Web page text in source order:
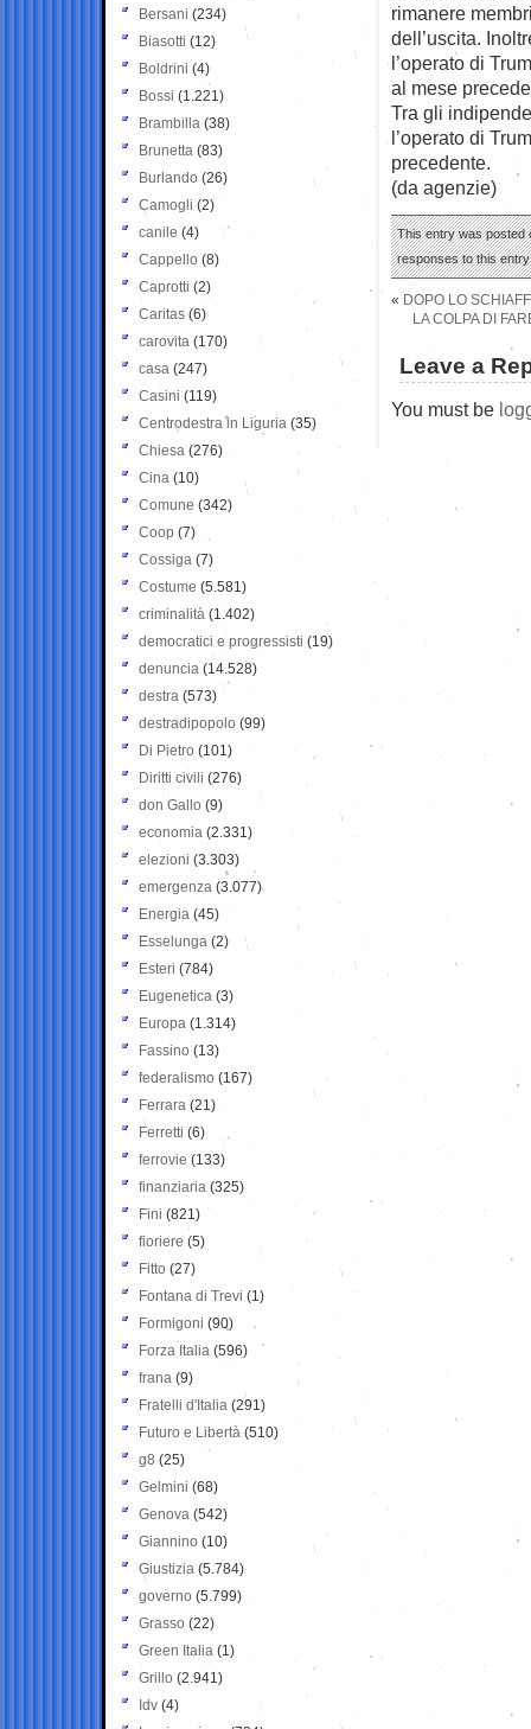
rimanere
dell’uscita.
l’operato di
al mese
Tra gli
l’operato di
precedente.
(da agenzie)
This entry was posted
responses to this
« DOPO LO
LA COLPA DI
Leave a
You must be
Bersani (234)
Biasotti (12)
Boldrini (4)
Bossi (1.221)
Brambilla (38)
Brunetta (83)
Burlando (26)
Camogli (2)
canile (4)
Cappello (8)
Caprotti (2)
Caritas (6)
carovita (170)
casa (247)
Casini (119)
Centrodestra in Liguria (35)
Chiesa (276)
Cina (10)
Comune (342)
Coop (7)
Cossiga (7)
Costume (5.581)
criminalità (1.402)
democratici e progressisti (19)
denuncia (14.528)
destra (573)
destradipopolo (99)
Di Pietro (101)
Diritti civili (276)
don Gallo (9)
economia (2.331)
elezioni (3.303)
emergenza (3.077)
Energia (45)
Esselunga (2)
Esteri (784)
Eugenetica (3)
Europa (1.314)
Fassino (13)
federalismo (167)
Ferrara (21)
Ferretti (6)
ferrovie (133)
finanziaria (325)
Fini (821)
fioriere (5)
Fitto (27)
Fontana di Trevi (1)
Formigoni (90)
Forza Italia (596)
frana (9)
Fratelli d'Italia (291)
Futuro e Libertà (510)
g8 (25)
Gelmini (68)
Genova (542)
Giannino (10)
Giustizia (5.784)
governo (5.799)
Grasso (22)
Green Italia (1)
Grillo (2.941)
Idv (4)